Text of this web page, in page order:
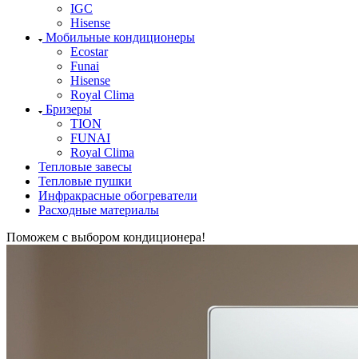
IGC
Hisense
Мобильные кондиционеры
Ecostar
Funai
Hisense
Royal Clima
Бризеры
TION
FUNAI
Royal Clima
Тепловые завесы
Тепловые пушки
Инфракрасные обогреватели
Расходные материалы
Поможем с выбором кондиционера!